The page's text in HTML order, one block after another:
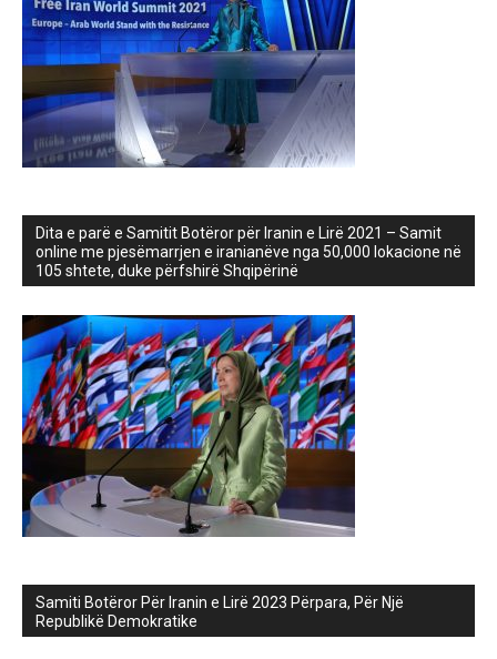
Dita e parë e Samitit Botëror për Iranin e Lirë 2021 – Samit
online me pjesëmarrjen e iranianëve nga 50,000 lokacione në
105 shtete, duke përfshirë Shqipërinë
Samiti Botëror Për Iranin e Lirë 2023 Përpara, Për Një
Republikë Demokratike